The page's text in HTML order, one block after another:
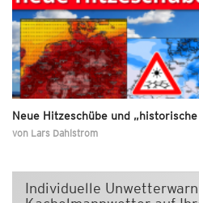
Neue Hitzeschübe und
von Lars Dahlstrom
Individuelle